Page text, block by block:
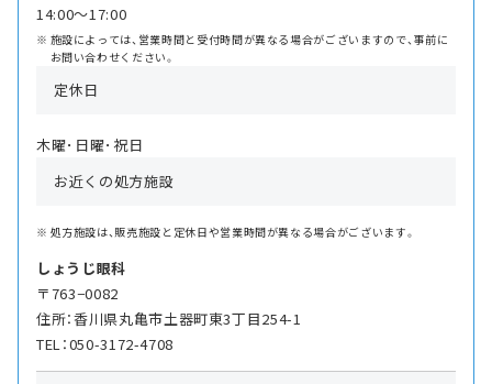
14:00〜17:00
施設によっては、営業時間と受付時間が異なる場合がございますので、事前に
お問い合わせください。
定休日
木曜･日曜･祝日
お近くの処方施設
処方施設は、販売施設と定休日や営業時間が異なる場合がございます。
しょうじ眼科
〒763−0082
住所：香川県丸亀市土器町東3丁目254-1
TEL：050-3172-4708